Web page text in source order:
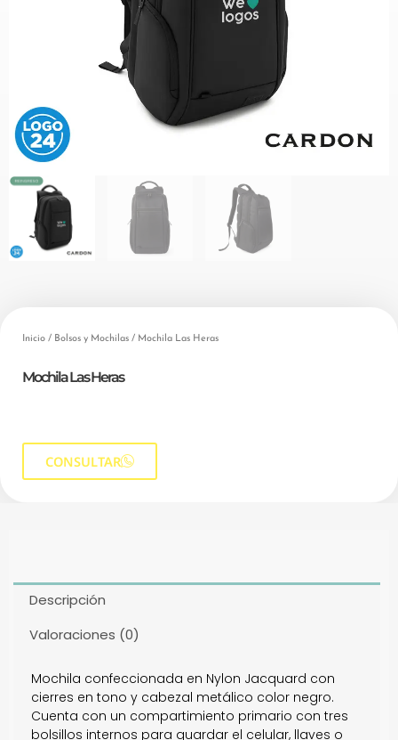
Inicio / Bolsos y Mochilas / Mochila Las Heras
Mochila Las Heras
CONSULTAR
Descripción
Valoraciones (0)
Mochila confeccionada en Nylon Jacquard con
cierres en tono y cabezal metálico color negro.
Cuenta con un compartimiento primario con tres
bolsillos internos para guardar el celular, llaves o